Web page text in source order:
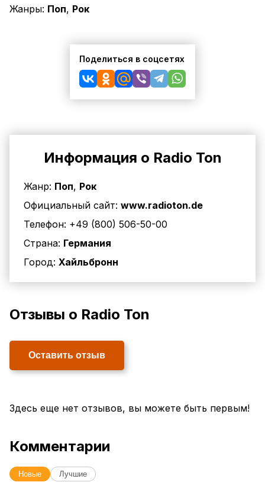
Жанры: Поп, Рок
Поделиться в соцсетях
Информация о Radio Ton
Жанр: Поп, Рок
Официальный сайт: www.radioton.de
Телефон: +49 (800) 506-50-00
Страна: Германия
Город: Хайльбронн
Отзывы о Radio Ton
Оставить отзыв
Здесь еще нет отзывов, вы можете быть первым!
Комментарии
Новые Лучшие